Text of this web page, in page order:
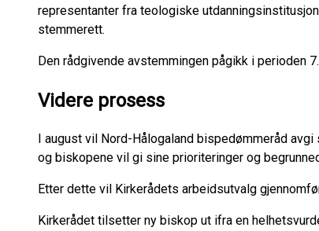
representanter fra teologiske
stemmerett.
Den rådgivende avstemmingen pågikk i perioden
Videre prosess
I august vil Nord-Hålogaland bispedømmeråd
og biskopene vil gi sine prioriteringer og
Etter dette vil Kirkerådets arbeidsutvalg
Kirkerådet tilsetter ny biskop ut ifra en